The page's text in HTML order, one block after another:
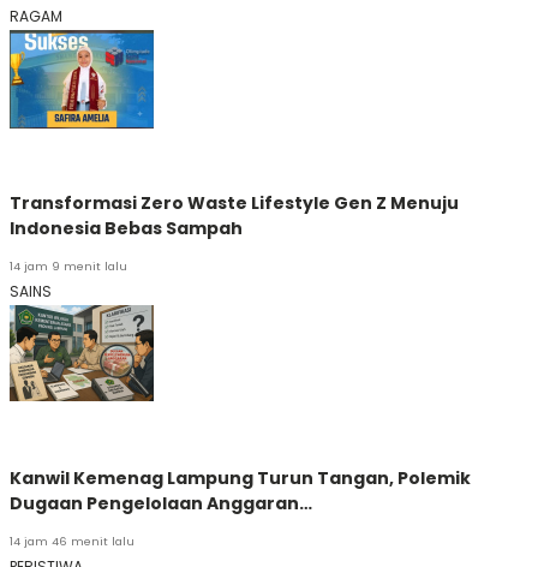
RAGAM
Transformasi Zero Waste Lifestyle Gen Z Menuju
Indonesia Bebas Sampah
14 jam 9 menit lalu
SAINS
Kanwil Kemenag Lampung Turun Tangan, Polemik
Dugaan Pengelolaan Anggaran…
14 jam 46 menit lalu